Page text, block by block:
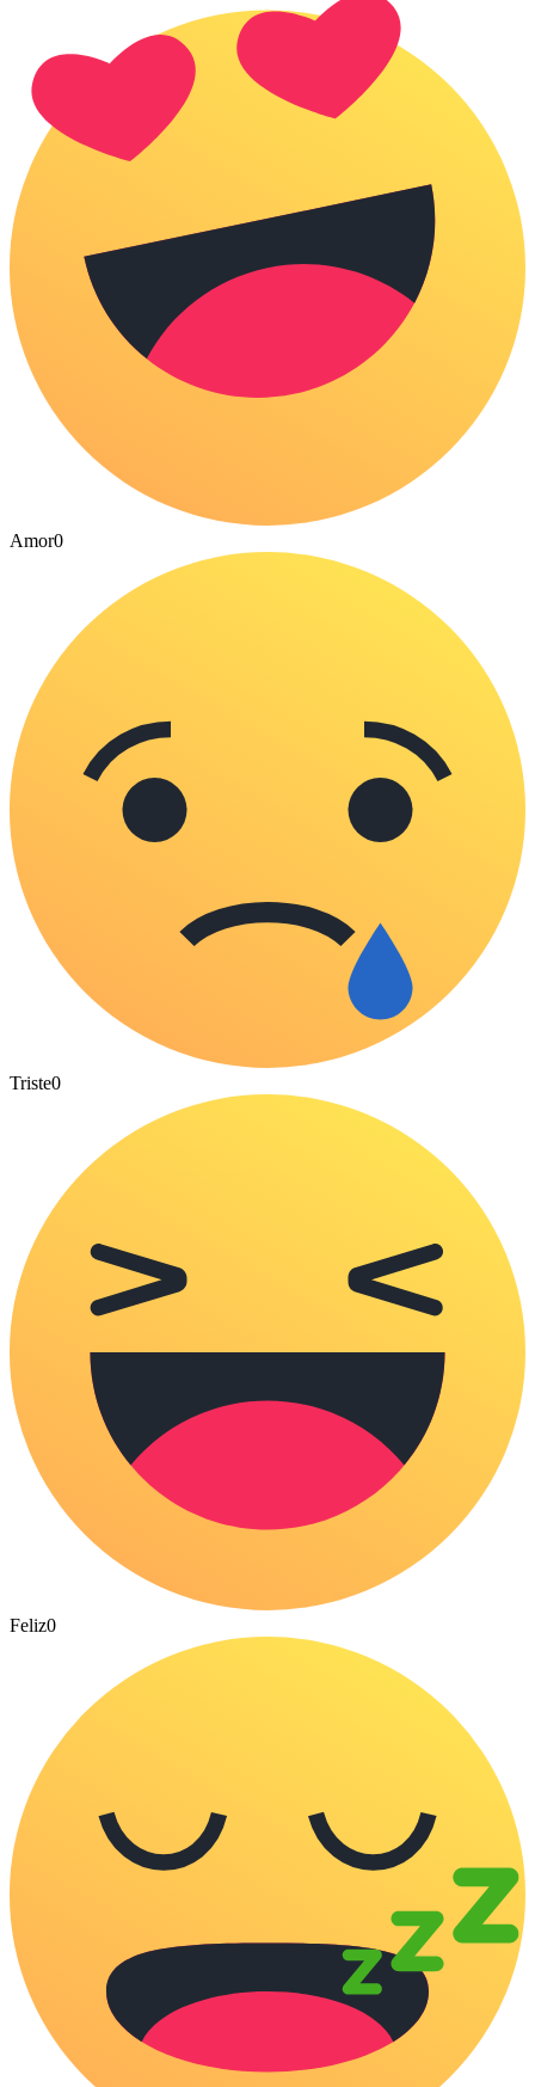
Amor0
Triste0
Feliz0